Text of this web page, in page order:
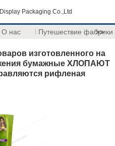
Packaging Co.,Ltd
О нас Путешествие фабрики
>>
изготовленного на
бумажные ХЛОПАЮТ
рифленая